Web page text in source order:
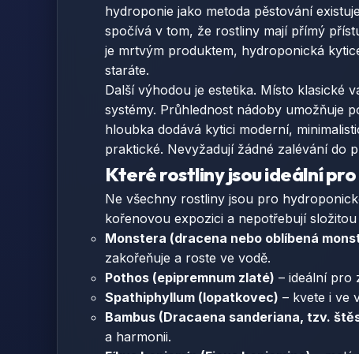
hydroponie jako metoda pěstování
spočívá v tom, že rostliny mají přímý
je mrtvým produktem, hydroponická
staráte.
Další výhodou je estetika. Místo klasické
systémy. Průhlednost nádoby umožňuje
hloubka dodává kytici moderní,
praktické. Nevyžadují žádné zalévání do
Které rostliny jsou ideální
Ne všechny rostliny jsou pro
kořenovou expozici a nepotřebují
Monstera (dracena nebo oblíbená
zakořeňuje a roste ve vodě.
Pothos (epipremnum zlaté) – ideální pro
Spathiphyllum (lopatkovec) – kvete i ve
Bambus (Dracaena sanderiana, tzv.
a harmonii.